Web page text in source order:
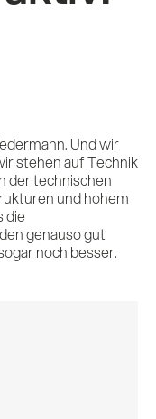
Und wir
stehen auf Technik
der technischen
und hohem
die
genauso gut
noch besser.